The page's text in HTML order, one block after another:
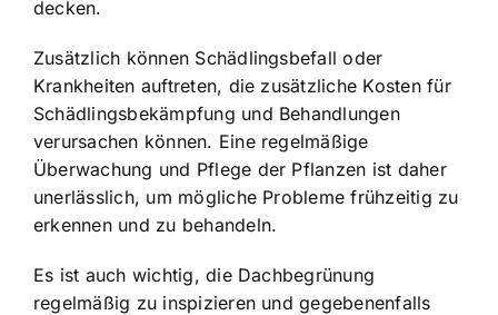
decken.
Zusätzlich können Schädlingsbefall oder
Krankheiten auftreten, die zusätzliche Kosten für
Schädlingsbekämpfung und Behandlungen
verursachen können. Eine regelmäßige
Überwachung und Pflege der Pflanzen ist daher
unerlässlich, um mögliche Probleme frühzeitig zu
erkennen und zu behandeln.
Es ist auch wichtig, die Dachbegrünung
regelmäßig zu inspizieren und gegebenenfalls